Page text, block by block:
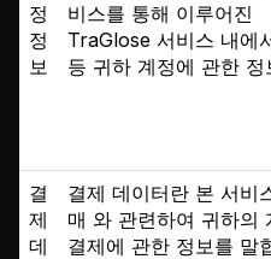
정
정
보
비스를 통해 이루어진
TraGlose 서비스 내에
등 귀하 계정에 관한 정
결
제
데
결제 데이터란 본 서비
매 와 관련하여 귀하의
결제에 관한 정보를 말